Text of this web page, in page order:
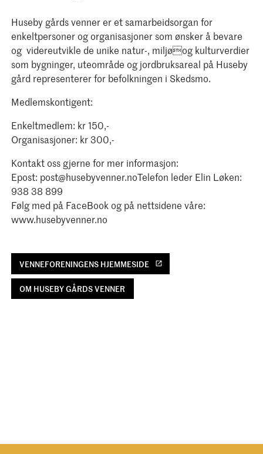
Huseby gårds venner er et samarbeidsorgan for
enkeltpersoner og organisasjoner som ønsker å bevare
og videreutvikle de unike natur-, miljøog kulturverdier
som bygninger, uteområde og jordbruksareal på Huseby
gård representerer for befolkningen i Skedsmo.
Medlemskontigent:
Enkeltmedlem: kr 150,-
Organisasjoner: kr 300,-
Kontakt oss gjerne for mer informasjon:
Epost: post@husebyvenner.noTelefon leder Elin Løken:
938 38 899
Følg med på FaceBook og på nettsidene våre:
www.husebyvenner.no
VENNEFORENINGENS HJEMMESIDE
OM HUSEBY GÅRDS VENNER